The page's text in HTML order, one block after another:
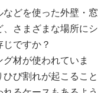
どを使った外壁・窓
さまざまな場所にシ
ですか？
材が使われていま
び割れが起こること